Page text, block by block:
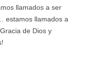
llamados a ser
estamos llamados a
de Dios y